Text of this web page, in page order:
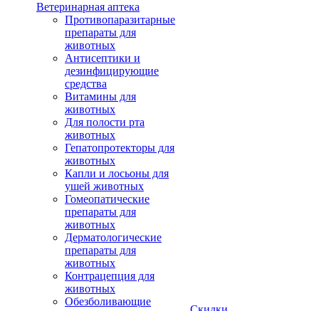
Ветеринарная аптека
Противопаразитарные
препараты для
животных
Антисептики и
дезинфицирующие
средства
Витамины для
животных
Для полости рта
животных
Гепатопротекторы для
животных
Капли и лосьоны для
ушей животных
Гомеопатические
препараты для
животных
Дерматологические
препараты для
животных
Контрацепция для
животных
Обезболивающие